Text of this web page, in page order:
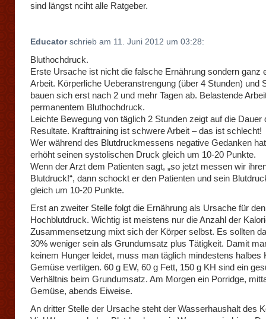
sind längst nciht alle Ratgeber.
Educatorschrieb am 11. Juni 2012 um 03:28:
Bluthochdruck.
Erste Ursache ist nicht die falsche Ernährung sondern ganz
Arbeit. Körperliche Ueberanstrengung (über 4 Stunden) und
bauen sich erst nach 2 und mehr Tagen ab. Belastende
permanentem Bluthochdruck.
Leichte Bewegung von täglich 2 Stunden zeigt auf die Dauer
Resultate. Krafttraining ist schwere Arbeit – das ist schlecht!
Wer während des Blutdruckmessens negative Gedanken
erhöht seinen systolischen Druck gleich um 10-20 Punkte.
Wenn der Arzt dem Patienten sagt, „so jetzt messen wir
Blutdruck!“, dann schockt er den Patienten und sein
gleich um 10-20 Punkte.
Erst an zweiter Stelle folgt die Ernährung als Ursache für den
Hochblutdruck. Wichtig ist meistens nur die Anzahl der
Zusammensetzung mixt sich der Körper selbst. Es sollten
30% weniger sein als Grundumsatz plus Tätigkeit. Damit
keinem Hunger leidet, muss man täglich mindestens halbes
Gemüse vertilgen. 60 g EW, 60 g Fett, 150 g KH sind ein
Verhältnis beim Grundumsatz. Am Morgen ein Porridge,
Gemüse, abends Eiweise.
An dritter Stelle der Ursache steht der Wasserhaushalt des